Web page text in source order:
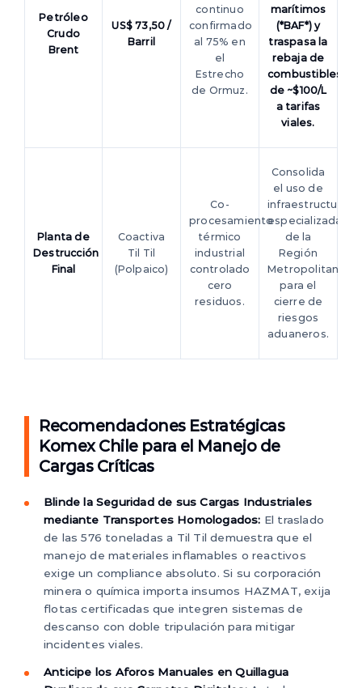
Petróleo
Crudo
Brent
US$ 73,50 /
Barril
continuo
confirmado
al 75% en
el
Estrecho
de Ormuz.
marítimos
(*BAF*) y
traspasa la
rebaja de
combustibles
de ~$100/L
a tarifas
viales.
Planta de
Destrucción
Final
Coactiva
Til Til
(Polpaico)
Co-
procesamiento
térmico
industrial
controlado
cero
residuos.
Consolida
el uso de
infraestructura
especializada
de la
Región
Metropolitana
para el
cierre de
riesgos
aduaneros.
Recomendaciones Estratégicas
Komex Chile para el Manejo de
Cargas Críticas
Blinde la Seguridad de sus Cargas Industriales
mediante Transportes Homologados: El traslado
de las 576 toneladas a Til Til demuestra que el
manejo de materiales inflamables o reactivos
exige un compliance absoluto. Si su corporación
minera o química importa insumos HAZMAT, exija
flotas certificadas que integren sistemas de
descanso con doble tripulación para mitigar
incidentes viales.
Anticipe los Aforos Manuales en Quillagua